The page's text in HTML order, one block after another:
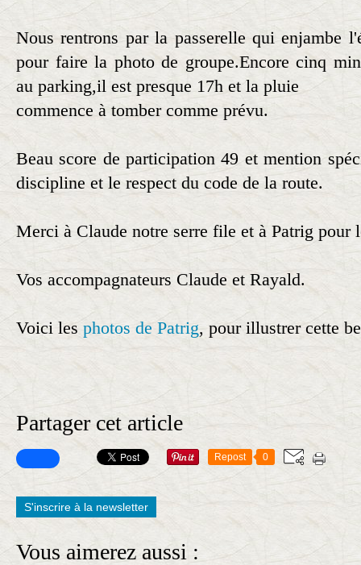
Nous rentrons par la passerelle qui enjambe
pour faire la photo de groupe.Encore cinq
au parking,il est presque 17h et la pluie
commence à tomber comme prévu.
Beau score de participation 49 et mention
discipline et le respect du code de la route.
Merci à Claude notre serre file et à Patrig pour
Vos accompagnateurs Claude et Rayald.
Voici les photos de Patrig, pour illustrer cette
Partager cet article
Repost 0
S'inscrire à la newsletter
Vous aimerez aussi :